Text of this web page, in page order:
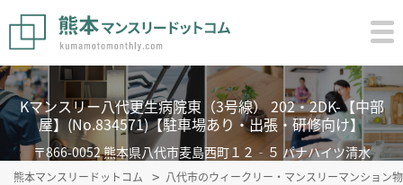
Kマンスリー八代更生病院東（3号線） 202・2DK-【中部
屋】(No.834571)【駐車場あり・出張・研修向け】
〒866-0052 熊本県八代市麦島西町１２‐５ パナハイツ清水
熊本マンスリードットコム 八代市のウィークリー・マンスリーマンション